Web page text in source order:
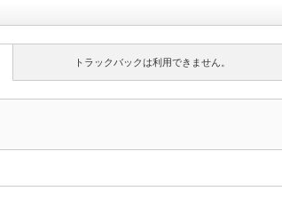
トラックバックは利用できません。